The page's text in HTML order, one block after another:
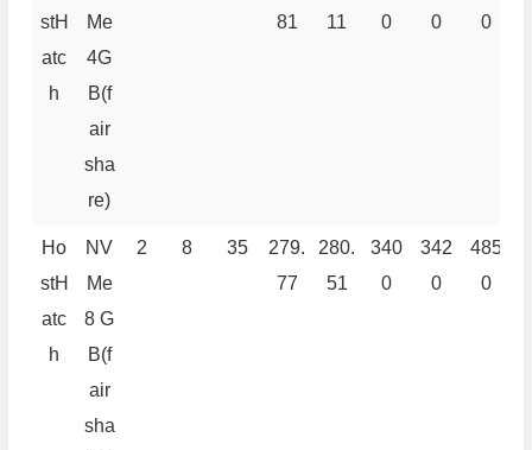
stH
atc
h
Me
4G
B(f
air
sha
re)
81
11
0
0
0
Ho
stH
atc
h
NV
Me
8 G
B(f
air
sha
2 8 35
279.
77
280.
51
340
0
342
0
485
0